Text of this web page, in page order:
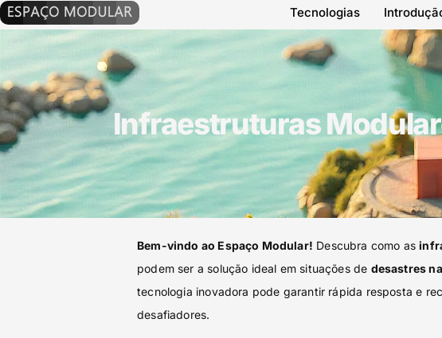
Tecnologias
Infraestruturas
Bem-vindo ao Espaço Modular! Descubra como as
podem ser a solução ideal em situações de desastres
tecnologia inovadora pode garantir rápida resposta e
desafiadores.